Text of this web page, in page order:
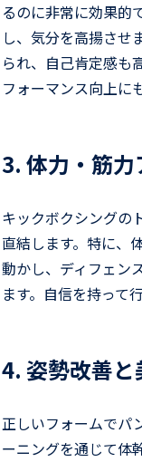
るのに非常に効果的
し、気分を高揚させ
られ、自己肯定感も
フォーマンス向上に
3. 体力・筋
キックボクシングの
直結します。特に、
動かし、ディフェン
ます。自信を持って
4. 姿勢改善
正しいフォームでパ
ーニングを通じて体